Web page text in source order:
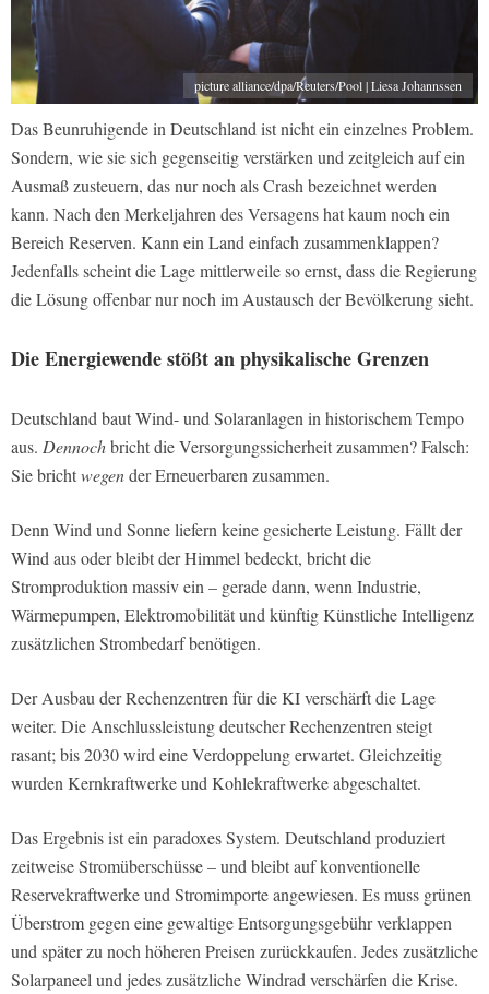
picture alliance/dpa/Reuters/Pool | Liesa Johannssen
Das Beunruhigende in Deutschland ist nicht ein einzelnes Problem.
Sondern, wie sie sich gegenseitig verstärken und zeitgleich auf ein
Ausmaß zusteuern, das nur noch als Crash bezeichnet werden
kann. Nach den Merkeljahren des Versagens hat kaum noch ein
Bereich Reserven. Kann ein Land einfach zusammenklappen?
Jedenfalls scheint die Lage mittlerweile so ernst, dass die Regierung
die Lösung offenbar nur noch im Austausch der Bevölkerung sieht.
Die Energiewende stößt an physikalische Grenzen
Deutschland baut Wind- und Solaranlagen in historischem Tempo
aus. Dennochbricht die Versorgungssicherheit zusammen? Falsch:
Sie brichtwegender Erneuerbaren zusammen.
Denn Wind und Sonne liefern keine gesicherte Leistung. Fällt der
Wind aus oder bleibt der Himmel bedeckt, bricht die
Stromproduktion massiv ein – gerade dann, wenn Industrie,
Wärmepumpen, Elektromobilität und künftig Künstliche Intelligenz
zusätzlichen Strombedarf benötigen.
Der Ausbau der Rechenzentren für die KI verschärft die Lage
weiter. Die Anschlussleistung deutscher Rechenzentren steigt
rasant; bis 2030 wird eine Verdoppelung erwartet. Gleichzeitig
wurden Kernkraftwerke und Kohlekraftwerke abgeschaltet.
Das Ergebnis ist ein paradoxes System. Deutschland produziert
zeitweise Stromüberschüsse – und bleibt auf konventionelle
Reservekraftwerke und Stromimporte angewiesen. Es muss grünen
Überstrom gegen eine gewaltige Entsorgungsgebühr verklappen
und später zu noch höheren Preisen zurückkaufen. Jedes zusätzliche
Solarpaneel und jedes zusätzliche Windrad verschärfen die Krise.